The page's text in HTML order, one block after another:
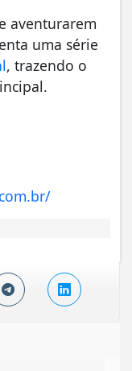
aventurarem
uma série
, trazendo o